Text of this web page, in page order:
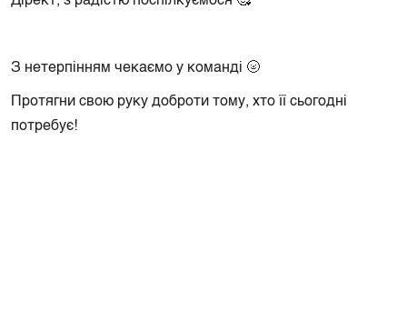
З нетерпінням чекаємо у команді 🌝
Протягни свою руку доброти тому, хто її сьогодні
потребує!